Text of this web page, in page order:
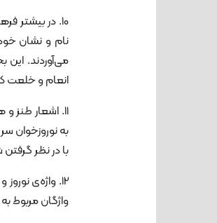
10. در بیشتر
نام و نشان
می‌آوردند. این
انعام و خلعت
11. اشعار
به نوروزخوان
با در نظر
12. واژه‌ی
واژگان مربوط